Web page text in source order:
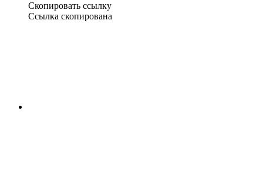
Скопировать ссылку
Ссылка скопирована